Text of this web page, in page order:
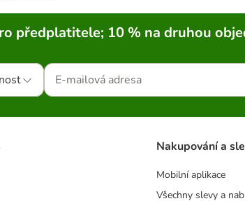
předplatitele; 10 % na druhou
Nakupování a
Mobilní aplikace
Všechny slevy a